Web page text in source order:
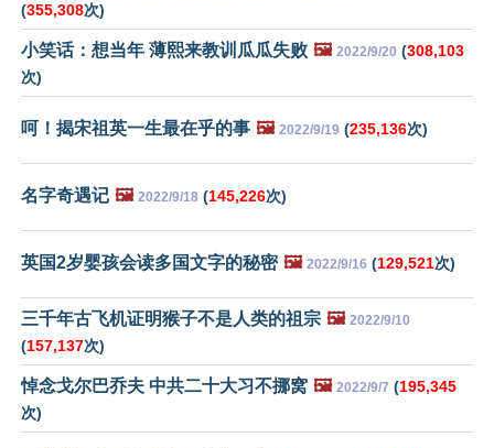
(355,308次)
小笑话：想当年 薄熙来教训瓜瓜失败 🖼️ 2022/9/20 (308,103
次)
呵！揭宋祖英一生最在乎的事 🖼️ 2022/9/19 (235,136次)
名字奇遇记 🖼️ 2022/9/18 (145,226次)
英国2岁婴孩会读多国文字的秘密 🖼️ 2022/9/16 (129,521次)
三千年古飞机证明猴子不是人类的祖宗 🖼️ 2022/9/10
(157,137次)
悼念戈尔巴乔夫 中共二十大习不挪窝 🖼️ 2022/9/7 (195,345
次)